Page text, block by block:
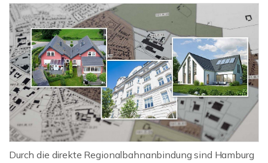
Durch die direkte Regionalbahnanbindung sind Hamburg